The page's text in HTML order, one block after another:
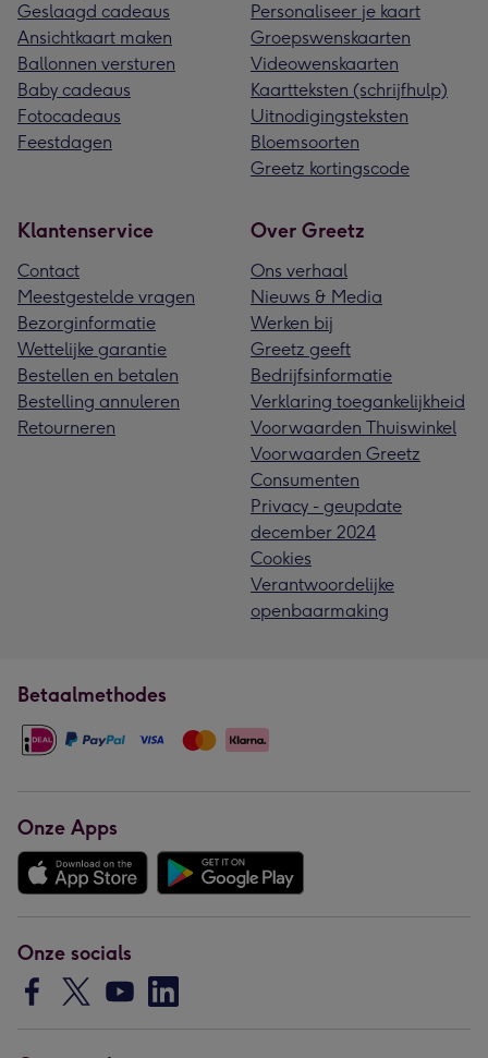
Geslaagd cadeaus
Ansichtkaart maken
Ballonnen versturen
Baby cadeaus
Fotocadeaus
Feestdagen
Personaliseer je kaart
Groepswenskaarten
Videowenskaarten
Kaartteksten (schrijfhulp)
Uitnodigingsteksten
Bloemsoorten
Greetz kortingscode
Klantenservice
Contact
Meestgestelde vragen
Bezorginformatie
Wettelijke garantie
Bestellen en betalen
Bestelling annuleren
Retourneren
Over Greetz
Ons verhaal
Nieuws & Media
Werken bij
Greetz geeft
Bedrijfsinformatie
Verklaring toegankelijkheid
Voorwaarden Thuiswinkel
Voorwaarden Greetz
Consumenten
Privacy - geupdate
december 2024
Cookies
Verantwoordelijke
openbaarmaking
Betaalmethodes
Onze Apps
Onze socials